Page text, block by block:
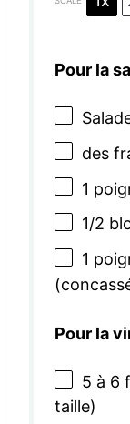
Pour la
des
1
1/2
1
Pour la
5 à 6
taille)